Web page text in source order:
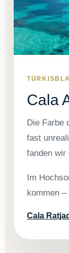
Cala
Die Farbe
fast
fanden wir
Im
kommen
Cala